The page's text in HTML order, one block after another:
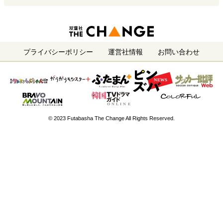
プライバシーポリシー 運営社情報 お問い合わせ
© 2023 Futabasha The Change All Rights Reserved.